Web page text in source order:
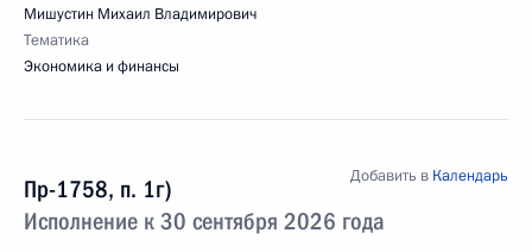
Мишустин Михаил Владимирович
Тематика
Экономика и финансы
Пр-1758, п. 1г)
Исполнение к 30 сентября 2026 года
Добавить в Календарь